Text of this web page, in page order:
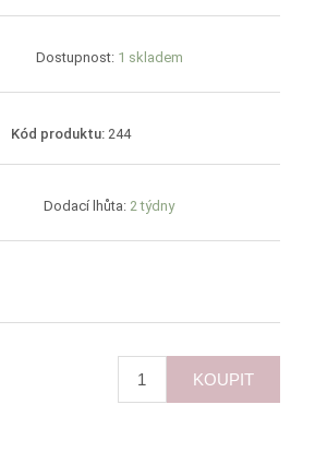
Dostupnost: 1 skladem
Kód produktu: 244
Dodací lhůta: 2 týdny
KOUPIT